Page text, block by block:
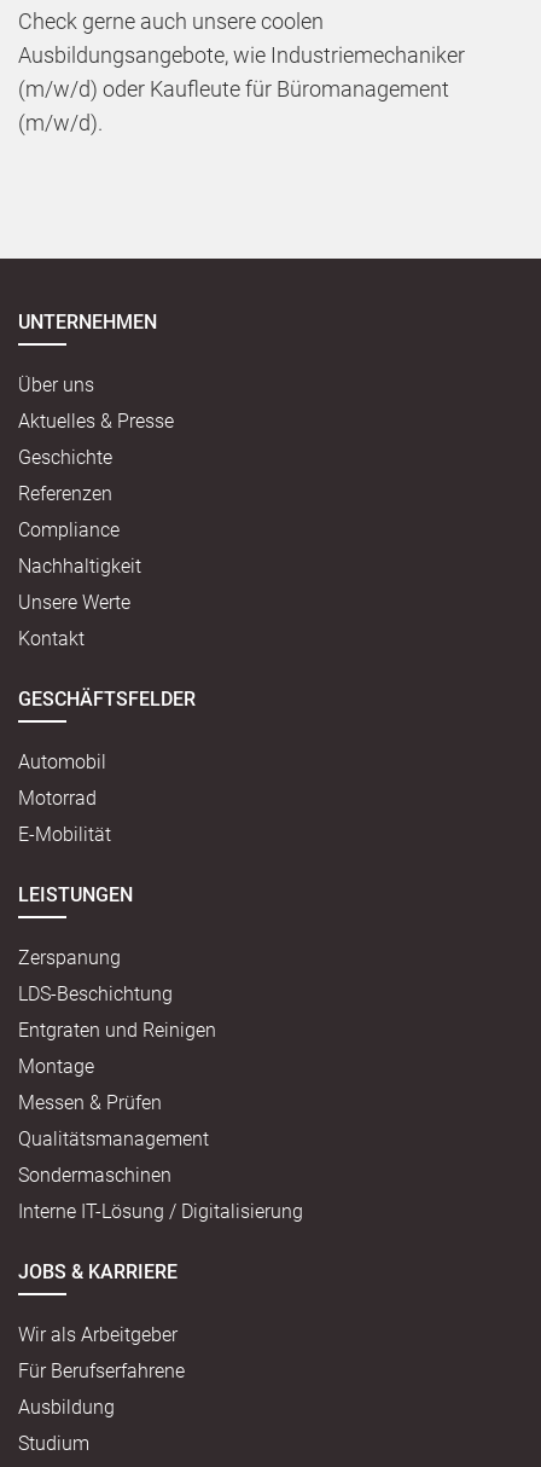
Check gerne auch unsere coolen
Ausbildungsangebote, wie Industriemechaniker
(m/w/d) oder Kaufleute für Büromanagement
(m/w/d).
UNTERNEHMEN
Über uns
Aktuelles & Presse
Geschichte
Referenzen
Compliance
Nachhaltigkeit
Unsere Werte
Kontakt
GESCHÄFTSFELDER
Automobil
Motorrad
E-Mobilität
LEISTUNGEN
Zerspanung
LDS-Beschichtung
Entgraten und Reinigen
Montage
Messen & Prüfen
Qualitätsmanagement
Sondermaschinen
Interne IT-Lösung / Digitalisierung
JOBS & KARRIERE
Wir als Arbeitgeber
Für Berufserfahrene
Ausbildung
Studium